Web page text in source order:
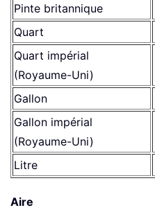
Pinte britannique
Quart
Quart impérial
(Royaume-Uni)
Gallon
Gallon impérial
(Royaume-Uni)
Litre
Aire